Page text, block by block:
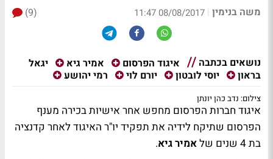
משה בנימין |
08/08/2017 11:47
(9)
נושאים בכתבה איגוד הפרסום אמיר גיא
יגאל
בראון
יוסי לובטון יורם לוי רמי יהושע
צילום: נדב כהן יונתן
איגוד חברות הפרסום מחפש אחר אישיות בכירה מענף
הפרסום שתיקח לידיה את תפקיד יו"ר האיגוד לאחר קדנציה
בת 4 שנים של
אמיר גיא.